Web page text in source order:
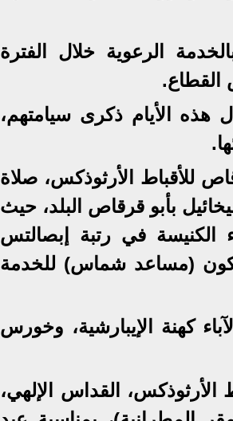
الرعوية خلال الفترة
القطاع.
هذه الأيام ذكرى سيامتهم،
للأقباط الأرثوذكس، صلاة
بأبو قرقاص البلد، حيث
في رتبة إبصالتس
(مساعد شماس) للخدمة
كهنة الإيبارشية، وخورس
الأرثوذكس، القداس الإلهي،